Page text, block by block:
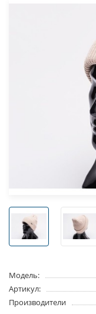
Модель:
Артикул:
Производители